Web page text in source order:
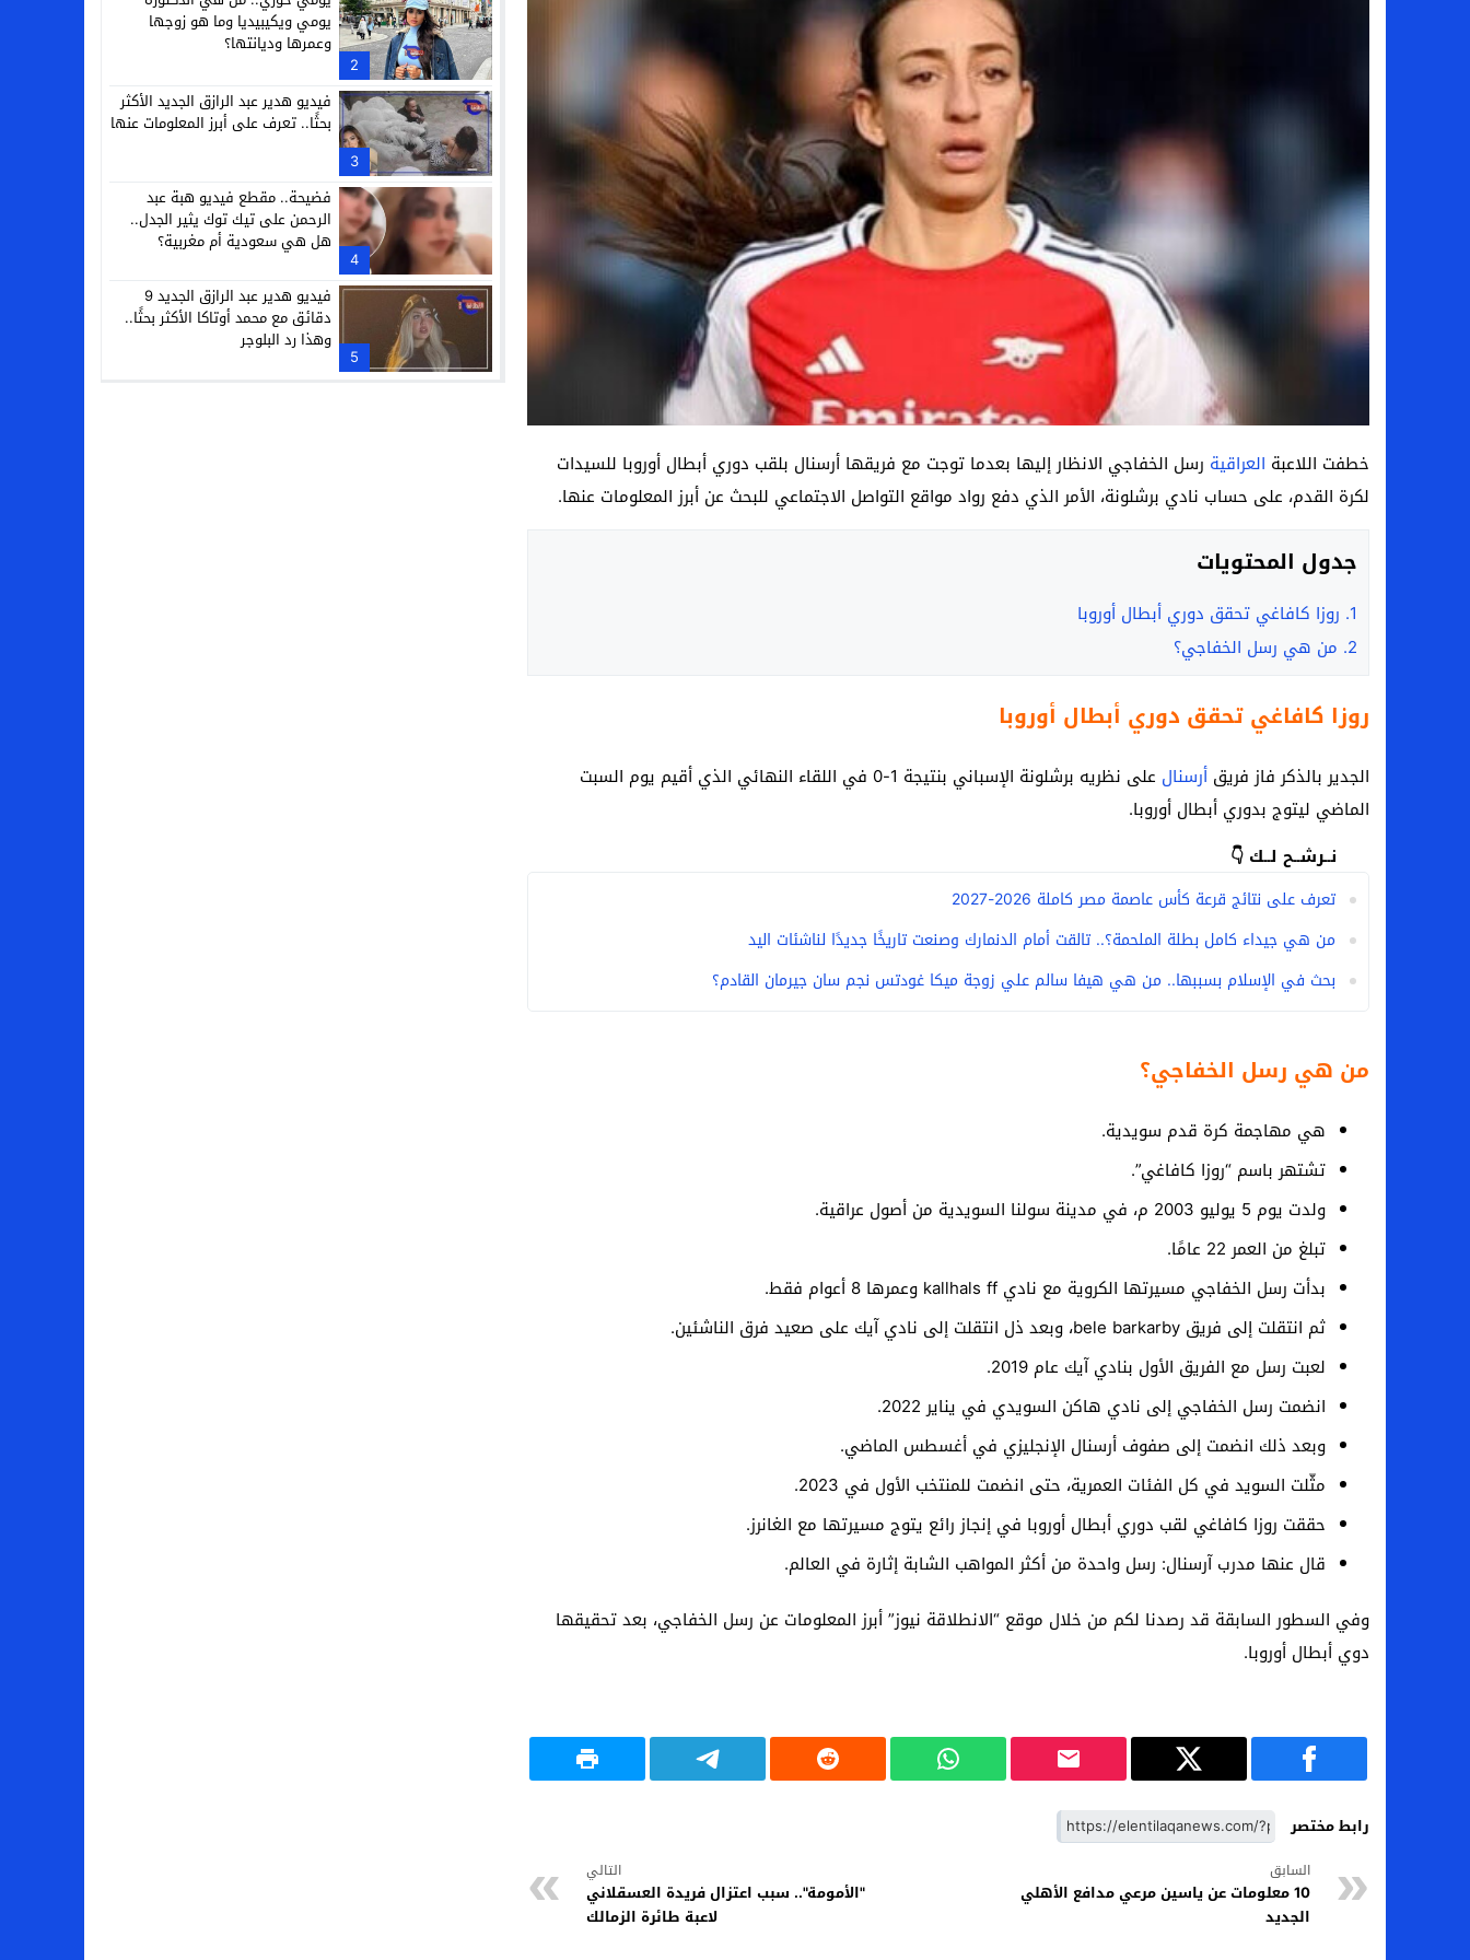
سامو كوستا في معسكر النصر السعودي.. هل انتهت أزمة العالمي المالية؟
إنهاء تعاقد سيف الدين الجزيري مع الزمالك رسميًا
من هي لوز مينديز زوجة إبراهيم دياز بعد خطفها للأنظار؟
الموصل العراقي يعلن ضم المهاجم يوسف أسامة نبيه
خطفت اللاعبة العراقية رسل الخفاجي الانظار إليها بعدما توجت مع فريقها أرسنال بلقب دوري أبطال أوروبا للسيدات
لكرة القدم، على حساب نادي برشلونة، الأمر الذي دفع رواد مواقع التواصل الاجتماعي للبحث عن أبرز المعلومات عنها.
جدول المحتويات
1. روزا كافاغي تحقق دوري أبطال أوروبا
2. من هي رسل الخفاجي؟
روزا كافاغي تحقق دوري أبطال أوروبا
الجدير بالذكر فاز فريق أرسنال
على نظريه برشلونة الإسباني بنتيجة 1-0 في اللقاء النهائي الذي أقيم يوم السبت
الماضي ليتوج بدوري أبطال أوروبا.
نــرشــح لــك 👇
تعرف على نتائج قرعة كأس عاصمة مصر كاملة 2026-2027
من هي جيداء كامل بطلة الملحمة؟.. تالقت أمام الدنمارك وصنعت تاريخًا جديدًا لناشئات اليد
بحث في الإسلام بسببها.. من هي هيفا سالم علي زوجة ميكا غودتس نجم سان جيرمان القادم؟
من هي رسل الخفاجي؟
هي مهاجمة كرة قدم سويدية.
تشتهر باسم “روزا كافاغي”.
ولدت يوم 5 يوليو 2003 م، في مدينة سولنا السويدية من أصول عراقية.
تبلغ من العمر 22 عامًا.
بدأت رسل الخفاجي مسيرتها الكروية مع نادي kallhals ff وعمرها 8 أعوام فقط.
ثم انتقلت إلى فريق bele barkarby، وبعد ذل انتقلت إلى نادي آيك على صعيد فرق الناشئين.
لعبت رسل مع الفريق الأول بنادي آيك عام 2019.
انضمت رسل الخفاجي إلى نادي هاكن السويدي في يناير 2022.
وبعد ذلك انضمت إلى صفوف أرسنال الإنجليزي في أغسطس الماضي.
مثّلت السويد في كل الفئات العمرية، حتى انضمت للمنتخب الأول في 2023.
حققت روزا كافاغي لقب دوري أبطال أوروبا في إنجاز رائع يتوج مسيرتها مع الغانرز.
قال عنها مدرب آرسنال: رسل واحدة من أكثر المواهب الشابة إثارة في العالم.
وفي السطور السابقة قد رصدنا لكم من خلال موقع “الانطلاقة نيوز” أبرز المعلومات عن رسل الخفاجي، بعد تحقيقها
دوي أبطال أوروبا.
رابط مختصر
السابق
10 معلومات عن ياسين مرعي مدافع الأهلي
الجديد
التالي
"الأمومة".. سبب اعتزال فريدة العسقلاني
لاعبة طائرة الزمالك
2
يومي ويكيبيديا وما هو زوجها
وعمرها وديانتها؟
3
فيديو هدير عبد الرازق الجديد الأكثر
بحثًا.. تعرف على أبرز المعلومات عنها
4
فضيحة.. مقطع فيديو هبة عبد
الرحمن على تيك توك يثير الجدل..
هل هي سعودية أم مغربية؟
5
فيديو هدير عبد الرازق الجديد 9
دقائق مع محمد أوتاكا الأكثر بحثًا..
وهذا رد البلوجر